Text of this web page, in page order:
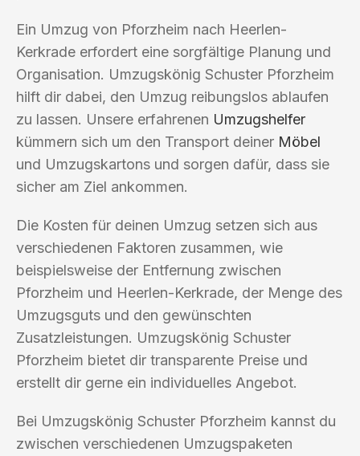
Ein Umzug von Pforzheim nach Heerlen-
Kerkrade erfordert eine sorgfältige Planung und
Organisation. Umzugskönig Schuster Pforzheim
hilft dir dabei, den Umzug reibungslos ablaufen
zu lassen. Unsere erfahrenen Umzugshelfer
kümmern sich um den Transport deiner Möbel
und Umzugskartons und sorgen dafür, dass sie
sicher am Ziel ankommen.
Die Kosten für deinen Umzug setzen sich aus
verschiedenen Faktoren zusammen, wie
beispielsweise der Entfernung zwischen
Pforzheim und Heerlen-Kerkrade, der Menge des
Umzugsguts und den gewünschten
Zusatzleistungen. Umzugskönig Schuster
Pforzheim bietet dir transparente Preise und
erstellt dir gerne ein individuelles Angebot.
Bei Umzugskönig Schuster Pforzheim kannst du
zwischen verschiedenen Umzugspaketen